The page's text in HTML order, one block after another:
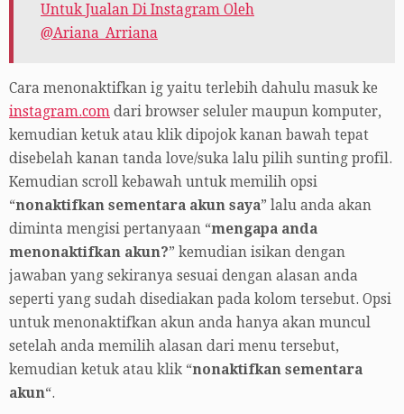
Untuk Jualan Di Instagram Oleh
@Ariana_Arriana
Cara menonaktifkan ig yaitu terlebih dahulu masuk ke
instagram.com dari browser seluler maupun komputer,
kemudian ketuk atau klik dipojok kanan bawah tepat
disebelah kanan tanda love/suka lalu pilih sunting profil.
Kemudian scroll kebawah untuk memilih opsi
“nonaktifkan sementara akun saya” lalu anda akan
diminta mengisi pertanyaan “mengapa anda
menonaktifkan akun?” kemudian isikan dengan
jawaban yang sekiranya sesuai dengan alasan anda
seperti yang sudah disediakan pada kolom tersebut. Opsi
untuk menonaktifkan akun anda hanya akan muncul
setelah anda memilih alasan dari menu tersebut,
kemudian ketuk atau klik “nonaktifkan sementara
akun“.